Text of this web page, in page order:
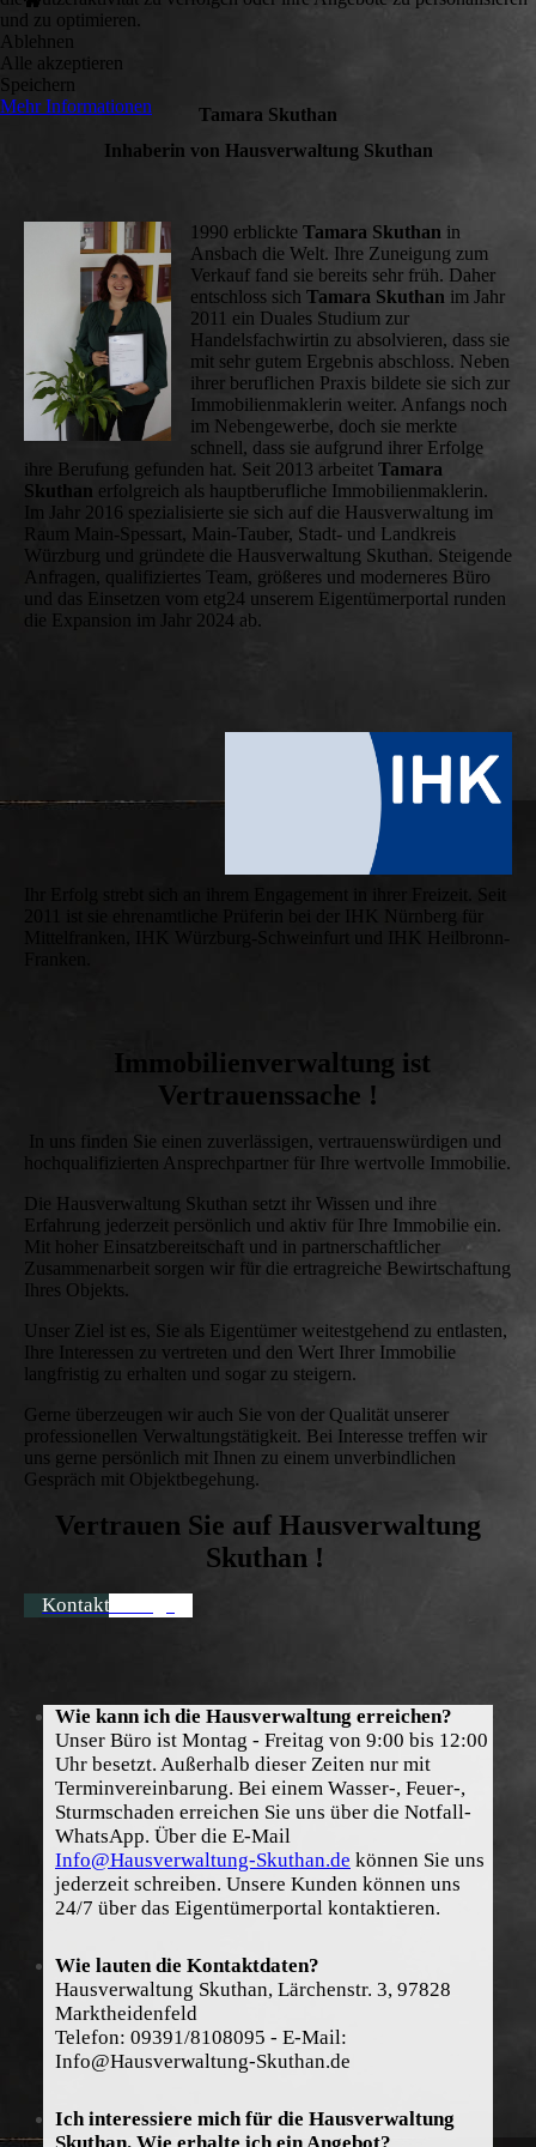
Tamara Skuthan
Inhaberin von Hausverwaltung Skuthan
1990 erblickte Tamara Skuthan in
Ansbach die Welt. Ihre Zuneigung zum
Verkauf fand sie bereits sehr früh. Daher
entschloss sich Tamara Skuthan im Jahr
2011 ein Duales Studium zur
Handelsfachwirtin zu absolvieren, dass sie
mit sehr gutem Ergebnis abschloss. Neben
ihrer beruflichen Praxis bildete sie sich zur
Immobilienmaklerin weiter. Anfangs noch
im Nebengewerbe, doch sie merkte
schnell, dass sie aufgrund ihrer Erfolge
ihre Berufung gefunden hat. Seit 2013 arbeitet Tamara
Skuthan erfolgreich als hauptberufliche Immobilienmaklerin.
Im Jahr 2016 spezialisierte sie sich auf die Hausverwaltung im
Raum Main-Spessart, Main-Tauber, Stadt- und Landkreis
Würzburg und gründete die Hausverwaltung Skuthan. Steigende
Anfragen, qualifiziertes Team, größeres und moderneres Büro
und das Einsetzen vom etg24 unserem Eigentümerportal runden
die Expansion im Jahr 2024 ab.
Ihr Erfolg strebt sich an ihrem Engagement in ihrer Freizeit. Seit
2011 ist sie ehrenamtliche Prüferin bei der IHK Nürnberg für
Mittelfranken, IHK Würzburg-Schweinfurt und IHK Heilbronn-
Immobilienverwaltung ist
Vertrauenssache !
In uns finden Sie einen zuverlässigen, vertrauenswürdigen und
hochqualifizierten Ansprechpartner für Ihre wertvolle Immobilie.
Die Hausverwaltung Skuthan setzt ihr Wissen und ihre
Erfahrung jederzeit persönlich und aktiv für Ihre Immobilie ein.
Mit hoher Einsatzbereitschaft und in partnerschaftlicher
Zusammenarbeit sorgen wir für die ertragreiche Bewirtschaftung
Ihres Objekts.
Unser Ziel ist es, Sie als Eigentümer weitestgehend zu entlasten,
Ihre Interessen zu vertreten und den Wert Ihrer Immobilie
langfristig zu erhalten und sogar zu steigern.
Gerne überzeugen wir auch Sie von der Qualität unserer
professionellen Verwaltungstätigkeit. Bei Interesse treffen wir
uns gerne persönlich mit Ihnen zu einem unverbindlichen
Gespräch mit Objektbegehung.
Vertrauen Sie auf Hausverwaltung
Skuthan !
Kontaktanfrage
Wie kann ich die Hausverwaltung erreichen?
Unser Büro ist Montag - Freitag von 9:00 bis 12:00
Uhr besetzt. Außerhalb dieser Zeiten nur mit
Terminvereinbarung. Bei einem Wasser-, Feuer-,
Sturmschaden erreichen Sie uns über die Notfall-
WhatsApp. Über die E-Mail
Info@Hausverwaltung-Skuthan.de können Sie uns
jederzeit schreiben. Unsere Kunden können uns
24/7 über das Eigentümerportal kontaktieren.
Wie lauten die Kontaktdaten?
Hausverwaltung Skuthan, Lärchenstr. 3, 97828
Marktheidenfeld
Telefon: 09391/8108095 - E-Mail:
Info@Hausverwaltung-Skuthan.de
Ich interessiere mich für die Hausverwaltung
und zu optimieren.
Ablehnen
Alle akzeptieren
Speichern
Mehr Informationen